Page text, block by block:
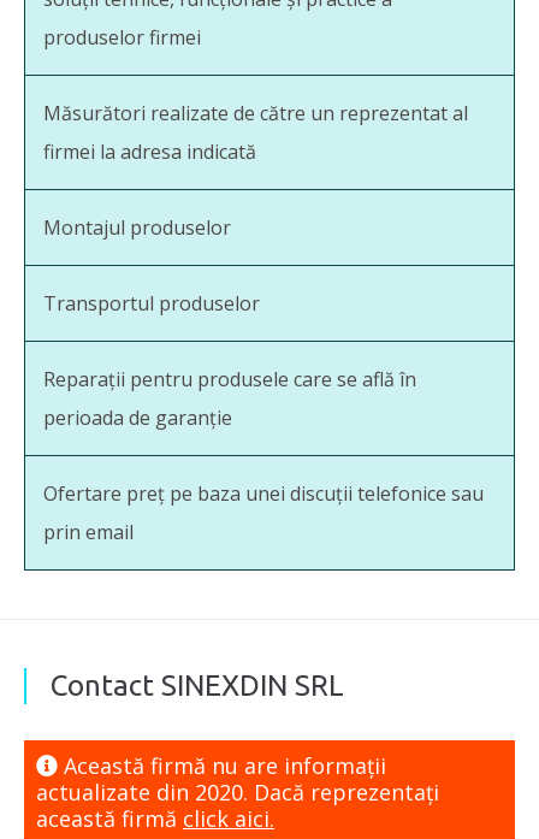
produselor firmei
Măsurători realizate de către un reprezentat al
firmei la adresa indicată
Montajul produselor
Transportul produselor
Reparații pentru produsele care se află în
perioada de garanție
Ofertare preț pe baza unei discuții telefonice sau
prin email
Contact SINEXDIN SRL
Această firmă nu are informaţii
actualizate din 2020. Dacă reprezentaţi
această firmă click aici.